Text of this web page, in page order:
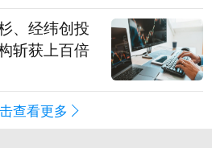
、经纬创投
斩获上百倍
查看更多